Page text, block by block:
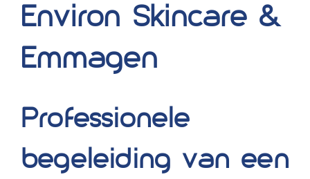
Over ons
Afspraak maken
Environ Skincare &
Emmagen
Professionele
begeleiding van een